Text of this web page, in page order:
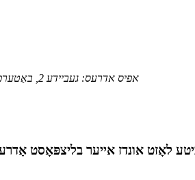
אפיס אדרעס: געביידע 2, באַטערפליי פּלאַזאַ, יועקינג שטאָט, זשעדזשיאַנג פּראָווינץ, כינע